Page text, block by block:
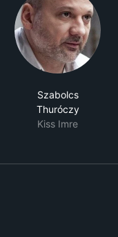
Szabolcs
Thuróczy
Kiss Imre